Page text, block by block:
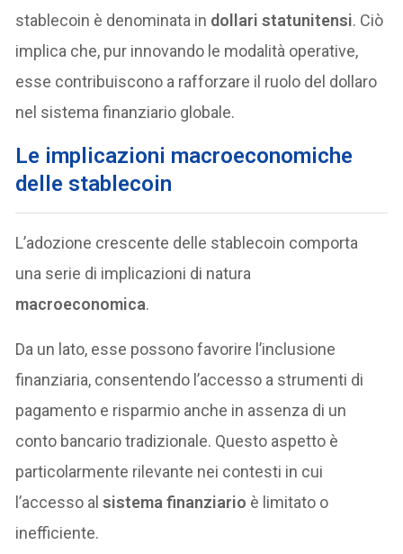
stablecoin è denominata in dollari statunitensi. Ciò
implica che, pur innovando le modalità operative,
esse contribuiscono a rafforzare il ruolo del dollaro
nel sistema finanziario globale.
Le implicazioni macroeconomiche
delle stablecoin
L’adozione crescente delle stablecoin comporta
una serie di implicazioni di natura
macroeconomica.
Da un lato, esse possono favorire l’inclusione
finanziaria, consentendo l’accesso a strumenti di
pagamento e risparmio anche in assenza di un
conto bancario tradizionale. Questo aspetto è
particolarmente rilevante nei contesti in cui
l’accesso alsistema finanziario è limitato o
inefficiente.